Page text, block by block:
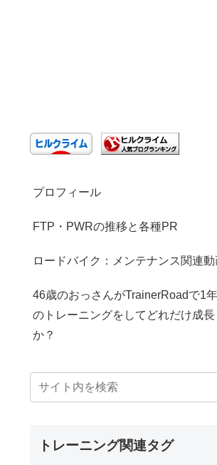
プロフィール
FTP・PWRの推移と各種PR
ロードバイク：メンテナンス関連動
46歳のおっさんがTrainerRoadで1
のトレーニングをしてどれだけ成
か？
トレーニング関連タグ